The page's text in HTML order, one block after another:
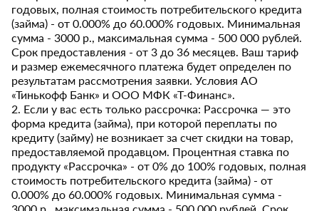
годовых, полная стоимость потребительского кредита
(займа) - от 0.000% до 60.000% годовых. Минимальная
сумма - 3000 р., максимальная сумма - 500 000 рублей.
Срок предоставления - от 3 до 36 месяцев. Ваш тариф
и размер ежемесячного платежа будет определен по
результатам рассмотрения заявки. Условия АО
«Тинькофф Банк» и ООО МФК «Т-Финанс».
2. Если у вас есть только рассрочка: Рассрочка — это
форма кредита (займа), при которой переплаты по
кредиту (займу) не возникает за счет скидки на товар,
предоставляемой продавцом. Процентная ставка по
продукту «Рассрочка» - от 0% до 100% годовых, полная
стоимость потребительского кредита (займа) - от
0.000% до 60.000% годовых. Минимальная сумма -